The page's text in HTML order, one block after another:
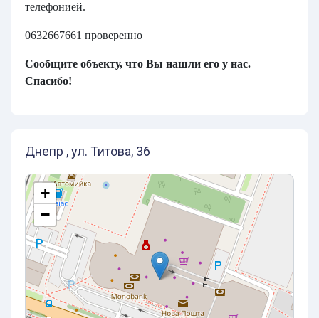
телефонией.
0632667661 проверенно
Сообщите объекту, что Вы нашли его у нас.
Спасибо!
Днепр , ул. Титова, 36
+
−